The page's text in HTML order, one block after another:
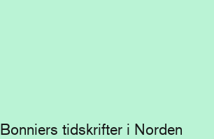
tidskrifter i Norden